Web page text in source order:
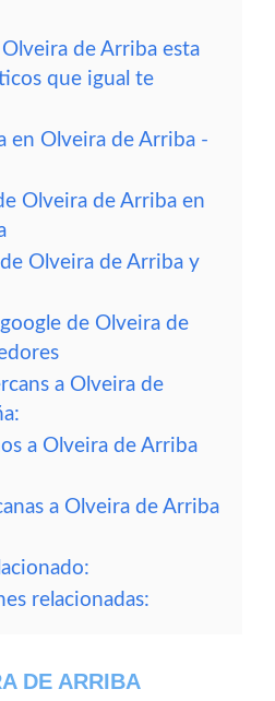
de Arriba esta
que igual te
en Olveira de Arriba -
Olveira de Arriba en
Olveira de Arriba y
de Olveira de
a Olveira de
a Olveira de Arriba
a Olveira de Arriba
relacionadas:
DE ARRIBA